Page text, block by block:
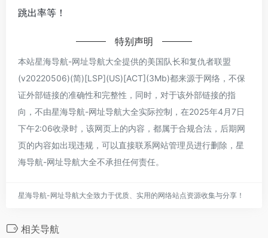
跳出率等！
特别声明
本站星海导航-网址导航大全提供的美国队长和复仇者联盟
(v20220506)(简)[LSP](US)[ACT](3Mb)都来源于网络，不保
证外部链接的准确性和完整性，同时，对于该外部链接的指
向，不由星海导航-网址导航大全实际控制，在2025年4月7日
下午2:06收录时，该网页上的内容，都属于合规合法，后期网
页的内容如出现违规，可以直接联系网站管理员进行删除，星
海导航-网址导航大全不承担任何责任。
星海导航-网址导航大全致力于优质、实用的网络站点资源收集与分享！
相关导航